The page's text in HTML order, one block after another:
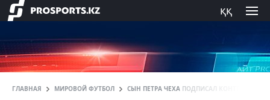
ққ
ГЛАВНАЯ МИРОВОЙ ФУТБОЛ СЫН ПЕТРА ЧЕХА ПОДПИСАЛ КОНТРАКТ С